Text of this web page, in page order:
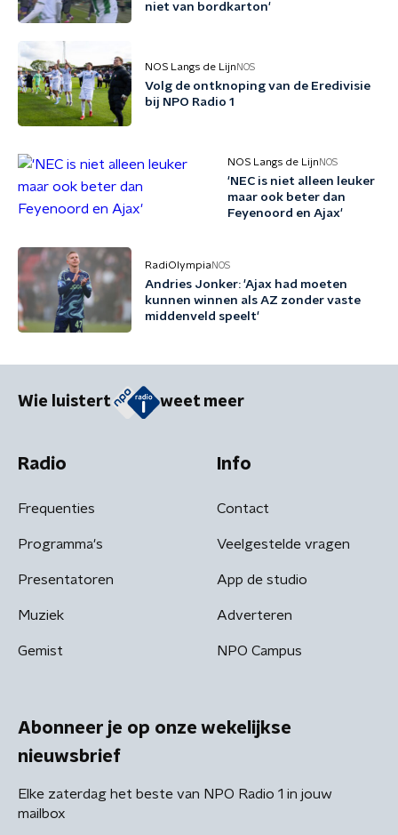
niet van bordkarton'
NOS Langs de Lijn NOS
Volg de ontknoping van de Eredivisie
bij NPO Radio 1
NOS Langs de Lijn NOS
'NEC is niet alleen leuker
maar ook beter dan
Feyenoord en Ajax'
RadiOlympia NOS
Andries Jonker: 'Ajax had moeten
kunnen winnen als AZ zonder vaste
middenveld speelt'
Wie luistert weet meer
Radio
Frequenties
Programma's
Presentatoren
Muziek
Gemist
Info
Contact
Veelgestelde vragen
App de studio
Adverteren
NPO Campus
Abonneer je op onze wekelijkse
nieuwsbrief
Elke zaterdag het beste van NPO Radio 1 in jouw
mailbox